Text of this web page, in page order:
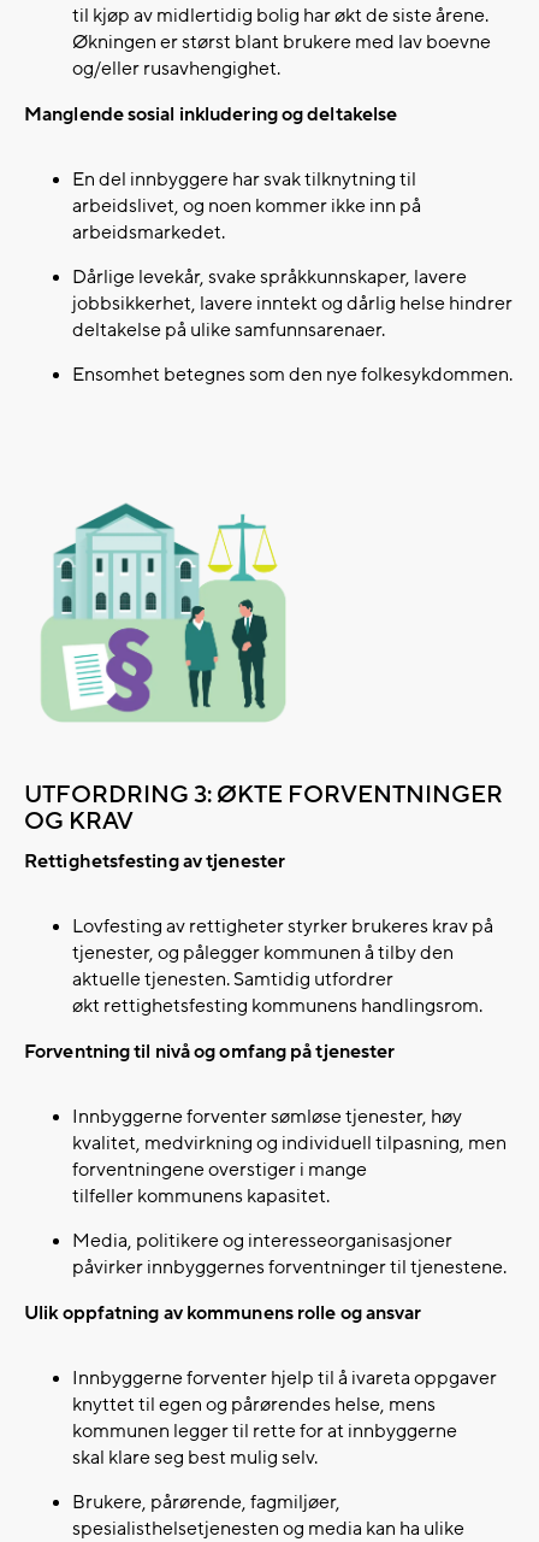
til kjøp av midlertidig bolig har økt de siste årene.
Økningen er størst blant brukere med lav boevne
og/eller rusavhengighet. ​
Manglende sosial inkludering og deltakelse
En del innbyggere har svak tilknytning til
arbeidslivet, og noen kommer ikke inn på
arbeidsmarkedet.​
Dårlige levekår, svake språkkunnskaper, lavere
jobbsikkerhet, lavere inntekt og dårlig helse hindrer
deltakelse på ulike samfunnsarenaer.​
Ensomhet betegnes som den nye folkesykdommen.
UTFORDRING 3: ØKTE FORVENTNINGER
OG KRAV
Rettighetsfesting av tjenester
Lovfesting av rettigheter styrker brukeres krav på
tjenester, og pålegger kommunen å tilby den
aktuelle tjenesten. Samtidig utfordrer
økt rettighetsfesting kommunens handlingsrom.​
Forventning til nivå og omfang på tjenester
Innbyggerne forventer sømløse tjenester, høy
kvalitet, medvirkning og individuell tilpasning, men
forventningene overstiger i mange
tilfeller kommunens kapasitet.​
Media, politikere og interesseorganisasjoner
påvirker innbyggernes forventninger til tjenestene.​
Ulik oppfatning av kommunens rolle og ansvar
Innbyggerne forventer hjelp til å ivareta oppgaver
knyttet til egen og pårørendes helse, mens
kommunen legger til rette for at innbyggerne
skal klare seg best mulig selv.​
Brukere, pårørende, fagmiljøer,
spesialisthelsetjenesten og media kan ha ulike